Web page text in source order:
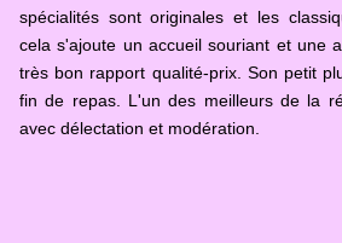
spécialités sont originales et les
cela s'ajoute un accueil souriant et une
très bon rapport qualité-prix. Son petit
fin de repas. L'un des meilleurs de la
avec délectation et modération.